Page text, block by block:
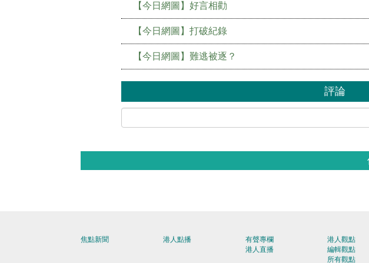
【今日網圖】好言相勸
【今日網圖】打破紀錄
【今日網圖】難逃被逐？
評論
焦點新聞 港人點播
有聲專欄
港人直播
港人觀點
編輯觀點
所有觀點